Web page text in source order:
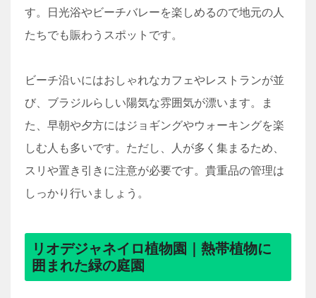
す。日光浴やビーチバレーを楽しめるので地元の人
たちでも賑わうスポットです。
ビーチ沿いにはおしゃれなカフェやレストランが並
び、ブラジルらしい陽気な雰囲気が漂います。ま
た、早朝や夕方にはジョギングやウォーキングを楽
しむ人も多いです。ただし、人が多く集まるため、
スリや置き引きに注意が必要です。貴重品の管理は
しっかり行いましょう。
リオデジャネイロ植物園｜熱帯植物に
囲まれた緑の庭園